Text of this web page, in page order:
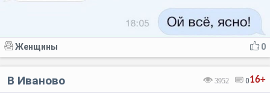
0
Женщины
16+
3952 0
В Иваново